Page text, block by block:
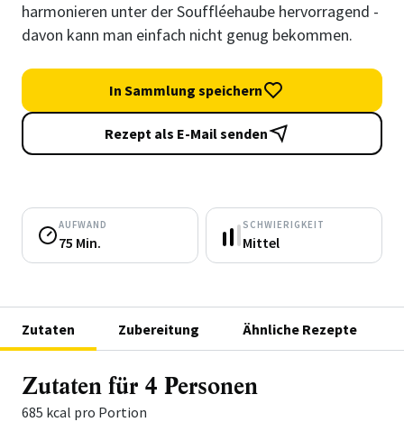
harmonieren unter der Souffléehaube hervorragend -
davon kann man einfach nicht genug bekommen.
In Sammlung speichern
Rezept als E-Mail senden
AUFWAND
75 Min.
SCHWIERIGKEIT
Mittel
Zutaten Zubereitung Ähnliche Rezepte
Zutaten für 4 Personen
685 kcal pro Portion